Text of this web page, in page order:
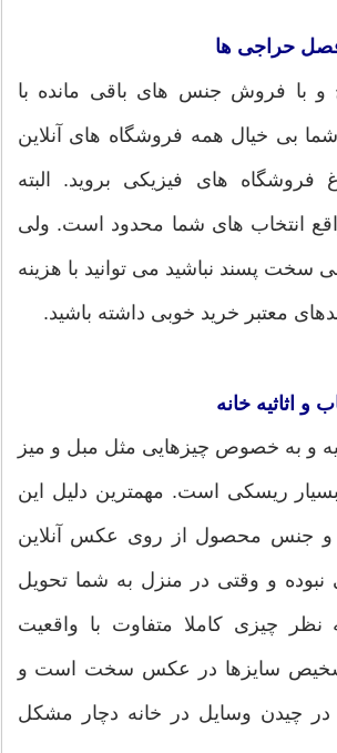
فصل حراجی ها
و با فروش جنس های باقی مانده با
بی خیال همه فروشگاه های آنلاین
های فیزیکی بروید. البته
انتخاب های شما محدود است. ولی
سخت پسند نباشید می توانید با هزینه
معتبر خرید خوبی داشته باشید.
و اثاثیه خانه
و به خصوص چیزهایی مثل مبل و میز
ریسکی است. مهمترین دلیل این
و جنس محصول از روی عکس آنلاین
نبوده و وقتی در منزل به شما تحویل
چیزی کاملا متفاوت با واقعیت
سایزها در عکس سخت است و
چیدن وسایل در خانه دچار مشکل